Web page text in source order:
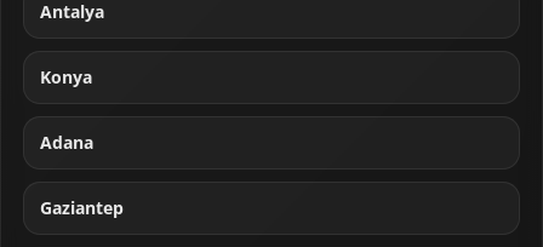
Antalya
Konya
Adana
Gaziantep